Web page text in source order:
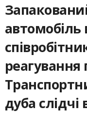
реагування
дуба